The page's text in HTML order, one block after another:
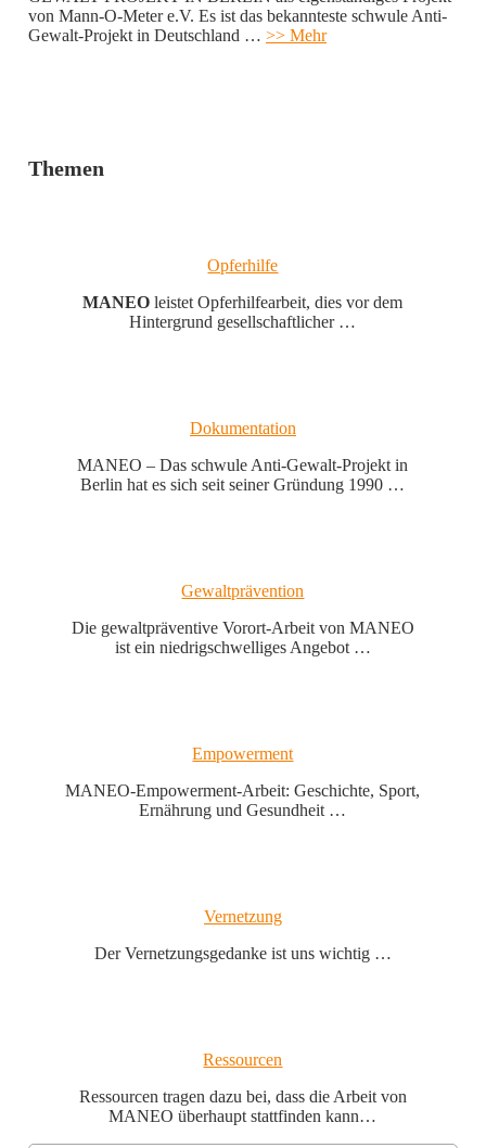
von Mann-O-Meter e.V. Es ist das bekannteste schwule Anti-
Gewalt-Projekt in Deutschland … >> Mehr
Themen
Opferhilfe
MANEOleistet Opferhilfearbeit, dies vor dem
Hintergrund gesellschaftlicher …
Dokumentation
MANEO – Das schwule Anti-Gewalt-Projekt in
Berlin hat es sich seit seiner Gründung 1990 …
Gewaltprävention
Die gewaltpräventive Vorort-Arbeit von MANEO
ist ein niedrigschwelliges Angebot …
Empowerment
MANEO-Empowerment-Arbeit: Geschichte, Sport,
Ernährung und Gesundheit …
Vernetzung
Der Vernetzungsgedanke ist uns wichtig …
Ressourcen
Ressourcen tragen dazu bei, dass die Arbeit von
MANEO überhaupt stattfinden kann…